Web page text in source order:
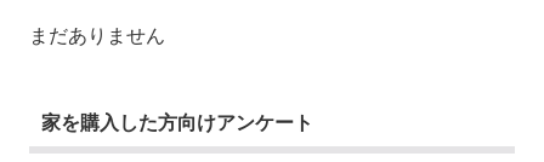
まだありません
家を購入した方向けアンケート